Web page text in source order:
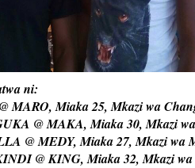
ni:
Miaka 25, Mkazi wa
@ MAKA, Miaka 30, Mkazi
@ MEDY, Miaka 27, Mkazi wa
@ KING, Miaka 32, Mkazi wa